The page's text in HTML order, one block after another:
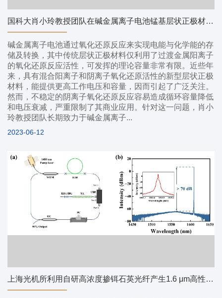
国科大肖小玲教授团队在碱金属离子电池锰基层状正极材料取得新进展
碱金属离子电池通过氧化还原反应来实现电能与化学能的存
储及转换，其中传统层状正极材料仅利用了过渡金属阳离子
的氧化还原反应活性，可发挥的理论容量非常有限。近些年
来，具有混合阳离子和阴离子氧化还原活性的新型层状正极
材料，能提供更高工作电压和容量，因而引起了广泛关注。
然而，不稳定的阴离子氧化还原反应容易造成循环容量降低
和电压衰减，严重限制了其商业应用。针对这一问题，肖小
玲教授团队长期致力于碱金属离子...
2023-06-12
上海光机所利用自研高浓度掺铒石英光纤产生1.6 μm高性能单频激光